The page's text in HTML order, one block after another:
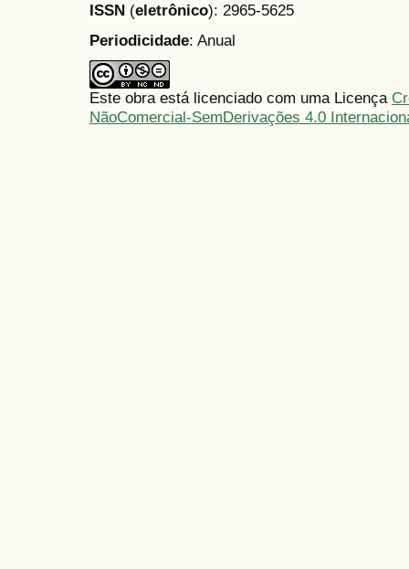
ISSN (eletrônico): 2965-5625
Periodicidade: Anual
Este obra está licenciado com uma Licença
NãoComercial-SemDerivações 4.0